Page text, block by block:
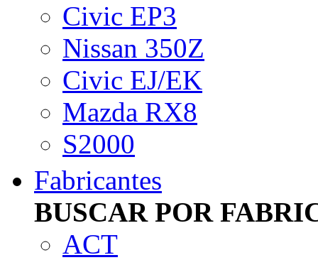
Civic EP3
Nissan 350Z
Civic EJ/EK
Mazda RX8
S2000
Fabricantes
BUSCAR POR
ACT